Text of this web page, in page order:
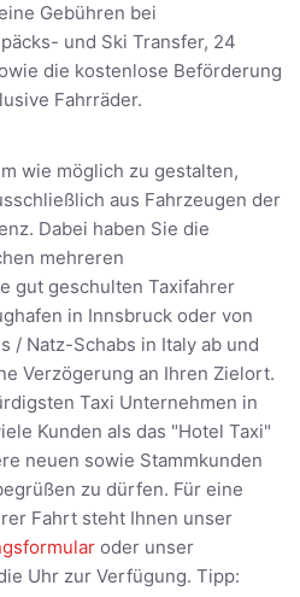
Gebühren bei
und Ski Transfer, 24
die kostenlose Beförderung
Fahrräder.
wie möglich zu gestalten,
aus Fahrzeugen der
Dabei haben Sie die
mehreren
gut geschulten Taxifahrer
in Innsbruck oder von
/ Natz-Schabs in Italy ab und
Verzögerung an Ihren Zielort.
Taxi Unternehmen in
Kunden als das "Hotel Taxi"
neuen sowie Stammkunden
zu dürfen. Für eine
Fahrt steht Ihnen unser
oder unser
Uhr zur Verfügung. Tipp: